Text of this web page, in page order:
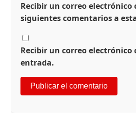
Recibir un correo electrónico
siguientes comentarios a
Recibir un correo electrónico
entrada.